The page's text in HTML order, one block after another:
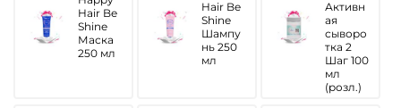
Hair Be
Shine
Маска
250 мл
Hair Be
Shine
Шампу
нь 250
мл
Активн
ая
сыворо
тка 2
Шаг 100
мл
(розл.)